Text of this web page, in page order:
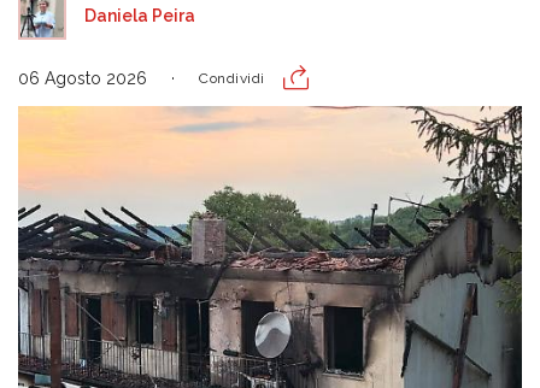
Daniela Peira
06 Agosto 2026 Condividi